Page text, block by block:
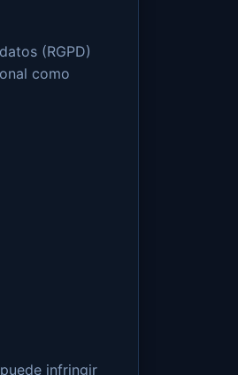
(RGPD)
como
infringir